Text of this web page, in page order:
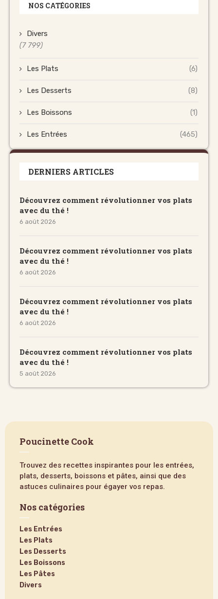
NOS CATÉGORIES
Divers
(7 799)
Les Plats (6)
Les Desserts (8)
Les Boissons (1)
Les Entrées (465)
DERNIERS ARTICLES
Découvrez comment révolutionner vos plats
avec du thé !
6 août 2026
Découvrez comment révolutionner vos plats
avec du thé !
6 août 2026
Découvrez comment révolutionner vos plats
avec du thé !
6 août 2026
Découvrez comment révolutionner vos plats
avec du thé !
5 août 2026
Poucinette Cook
Trouvez des recettes inspirantes pour les entrées,
plats, desserts, boissons et pâtes, ainsi que des
astuces culinaires pour égayer vos repas.
Nos catégories
Les Entrées
Les Plats
Les Desserts
Les Boissons
Les Pâtes
Divers